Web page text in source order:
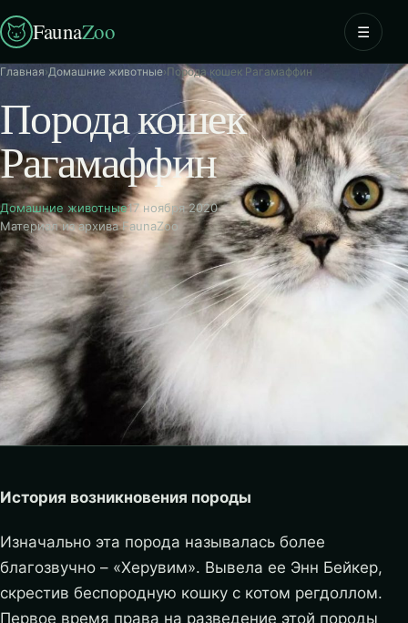
FaunaZoo ☰
Главная›Домашние животные›Порода кошек Рагамаффин
Порода кошек
Рагамаффин
Домашние животные17 ноября 2020
Материал из архива FaunaZoo
История возникновения породы
Изначально эта порода называлась более
благозвучно – «Херувим». Вывела ее Энн Бейкер,
скрестив беспородную кошку с котом регдоллом.
Первое время права на разведение этой породы